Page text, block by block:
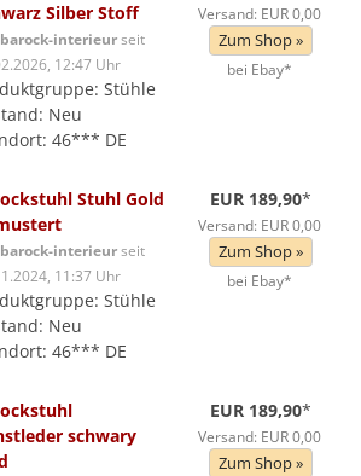
Silber Stoff
barock-interieurseit
12:47 Uhr
Stühle
Neu
46*** DE
Versand: EUR 0,00
Zum Shop »
bei Ebay*
Stuhl Gold
barock-interieurseit
11:37 Uhr
Stühle
Neu
46*** DE
EUR 189,90*
Versand: EUR 0,00
Zum Shop »
bei Ebay*
schwary
EUR 189,90*
Versand: EUR 0,00
Zum Shop »